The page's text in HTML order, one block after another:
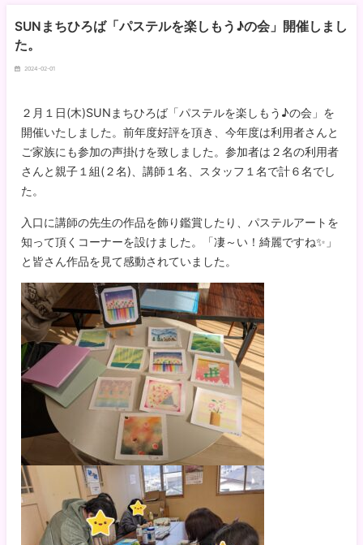
SUNまちひろば「パステルを楽しもう♪の会」開催しまし
た。
2024-02-01
２月１日(木)SUNまちひろば「パステルを楽しもう♪の会」を
開催いたしました。前年度好評を頂き、今年度は利用者さんと
ご家族にも参加の声掛けを致しました。参加者は２名の利用者
さんと親子１組(２名)、講師１名、スタッフ１名で計６名でし
た。
入口に講師の先生の作品を飾り鑑賞したり、パステルアートを
知って頂くコーナーを設けました。「凄～い！綺麗ですね✨」
と皆さん作品を見て感動されていました。